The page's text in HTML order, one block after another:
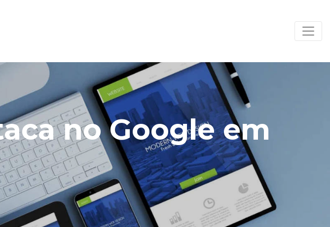
no Google em